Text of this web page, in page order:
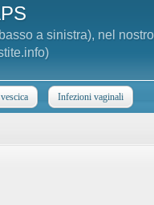
a sinistra), nel
Infezioni vaginali